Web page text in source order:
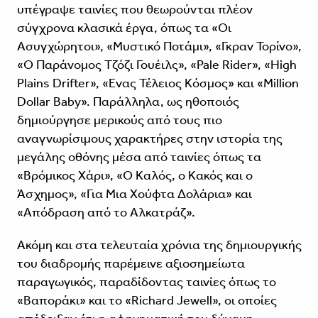
υπέγραψε ταινίες που θεωρούνται πλέον
σύγχρονα κλασικά έργα, όπως τα «Οι
Ασυγχώρητοι», «Μυστικό Ποτάμι», «Γκραν Τορίνο»,
«Ο Παράνομος Τζόζι Γουέιλς», «Pale Rider», «High
Plains Drifter», «Eνας Τέλειος Κόσμος» και «Million
Dollar Baby». Παράλληλα, ως ηθοποιός
δημιούργησε μερικούς από τους πιο
αναγνωρίσιμους χαρακτήρες στην ιστορία της
μεγάλης οθόνης μέσα από ταινίες όπως τα
«Βρόμικος Χάρι», «Ο Καλός, ο Κακός και ο
Άσχημος», «Για Μια Χούφτα Δολάρια» και
«Απόδραση από το Αλκατράζ».
Ακόμη και στα τελευταία χρόνια της δημιουργικής
του διαδρομής παρέμεινε αξιοσημείωτα
παραγωγικός, παραδίδοντας ταινίες όπως το
«Βαποράκι» και το «Richard Jewell», οι οποίες